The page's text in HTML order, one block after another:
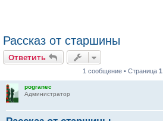
Рассказ от старшины
Ответить
1 сообщение • Страница1
pogranec
Администратор